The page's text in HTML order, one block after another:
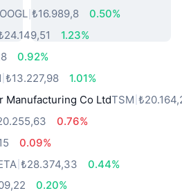
₺16.989,8
0.50%
1.23%
0.92%
₺13.227,98
1.01%
Manufacturing Co LtdTSM
0.76%
0.09%
₺28.374,33
0.44%
0.20%